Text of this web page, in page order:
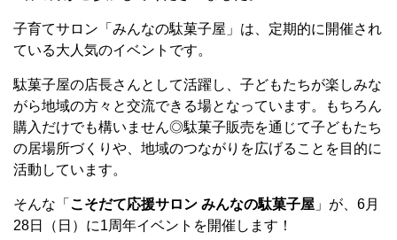
子育てサロン「みんなの駄菓子屋」は、定期的に開催され
ている大人気のイベントです。
駄菓子屋の店長さんとして活躍し、子どもたちが楽しみな
がら地域の方々と交流できる場となっています。もちろん
購入だけでも構いません◎駄菓子販売を通じて子どもたち
の居場所づくりや、地域のつながりを広げることを目的に
活動しています。
そんな「 こそだて応援サロン みんなの駄菓子屋 」が、6月
28日（日）に1周年イベントを開催します！